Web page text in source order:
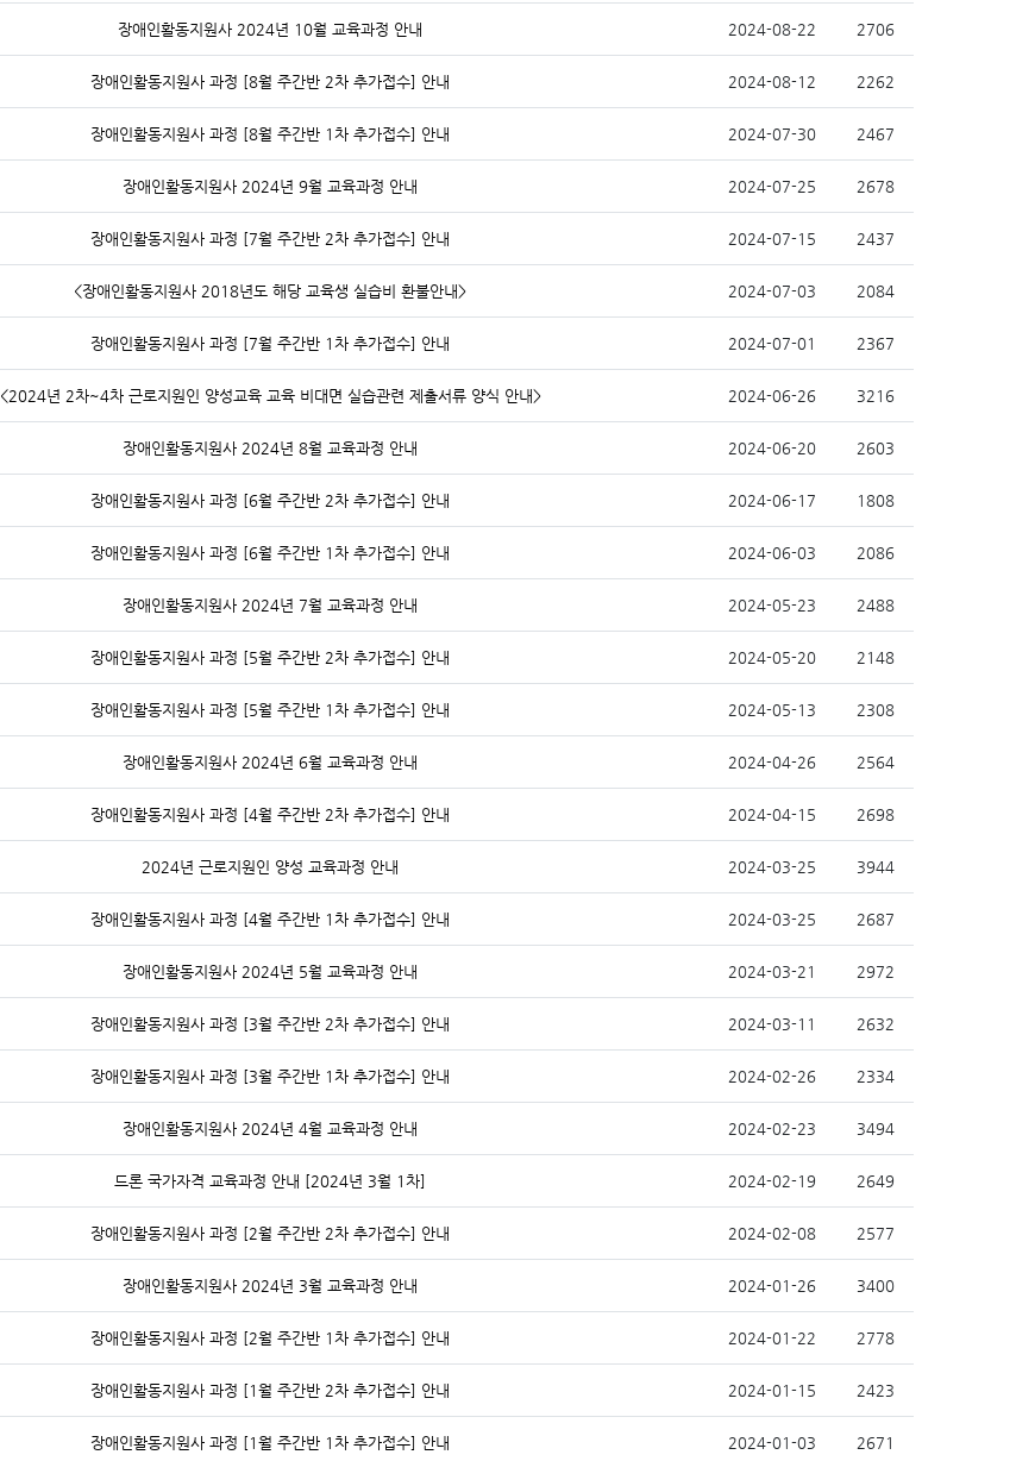
장애인활동지원사 2024년 10월 교육과정 안내 2024-08-22 2706
장애인활동지원사 과정 [8월 주간반 2차 추가접수] 안내 2024-08-12 2262
장애인활동지원사 과정 [8월 주간반 1차 추가접수] 안내 2024-07-30 2467
장애인활동지원사 2024년 9월 교육과정 안내 2024-07-25 2678
장애인활동지원사 과정 [7월 주간반 2차 추가접수] 안내 2024-07-15 2437
<장애인활동지원사 2018년도 해당 교육생 실습비 환불안내> 2024-07-03 2084
장애인활동지원사 과정 [7월 주간반 1차 추가접수] 안내 2024-07-01 2367
<2024년 2차~4차 근로지원인 양성교육 교육 비대면 실습관련 제출서류 양식 안내> 2024-06-26 3216
장애인활동지원사 2024년 8월 교육과정 안내 2024-06-20 2603
장애인활동지원사 과정 [6월 주간반 2차 추가접수] 안내 2024-06-17 1808
장애인활동지원사 과정 [6월 주간반 1차 추가접수] 안내 2024-06-03 2086
장애인활동지원사 2024년 7월 교육과정 안내 2024-05-23 2488
장애인활동지원사 과정 [5월 주간반 2차 추가접수] 안내 2024-05-20 2148
장애인활동지원사 과정 [5월 주간반 1차 추가접수] 안내 2024-05-13 2308
장애인활동지원사 2024년 6월 교육과정 안내 2024-04-26 2564
장애인활동지원사 과정 [4월 주간반 2차 추가접수] 안내 2024-04-15 2698
2024년 근로지원인 양성 교육과정 안내 2024-03-25 3944
장애인활동지원사 과정 [4월 주간반 1차 추가접수] 안내 2024-03-25 2687
장애인활동지원사 2024년 5월 교육과정 안내 2024-03-21 2972
장애인활동지원사 과정 [3월 주간반 2차 추가접수] 안내 2024-03-11 2632
장애인활동지원사 과정 [3월 주간반 1차 추가접수] 안내 2024-02-26 2334
장애인활동지원사 2024년 4월 교육과정 안내 2024-02-23 3494
드론 국가자격 교육과정 안내 [2024년 3월 1차] 2024-02-19 2649
장애인활동지원사 과정 [2월 주간반 2차 추가접수] 안내 2024-02-08 2577
장애인활동지원사 2024년 3월 교육과정 안내 2024-01-26 3400
장애인활동지원사 과정 [2월 주간반 1차 추가접수] 안내 2024-01-22 2778
장애인활동지원사 과정 [1월 주간반 2차 추가접수] 안내 2024-01-15 2423
장애인활동지원사 과정 [1월 주간반 1차 추가접수] 안내 2024-01-03 2671